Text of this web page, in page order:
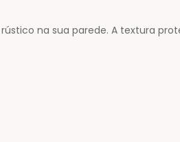
na sua parede. A textura